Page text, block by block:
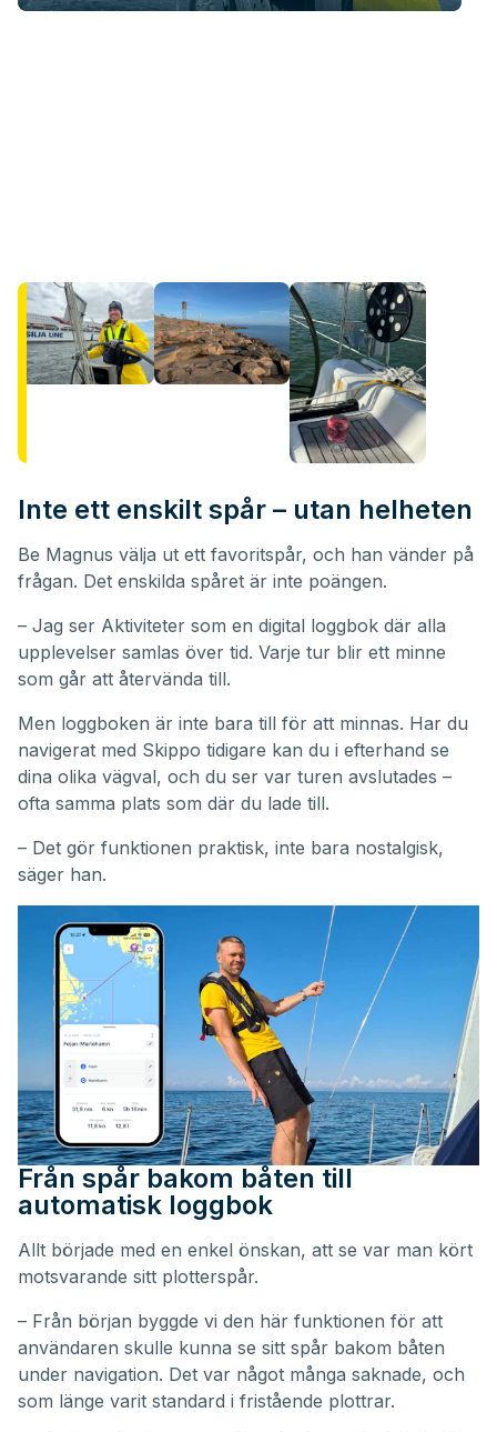
Inte ett enskilt spår – utan helheten
Be Magnus välja ut ett favoritspår, och han vänder på
frågan. Det enskilda spåret är inte poängen.
– Jag ser Aktiviteter som en digital loggbok där alla
upplevelser samlas över tid. Varje tur blir ett minne
som går att återvända till.
Men loggboken är inte bara till för att minnas. Har du
navigerat med Skippo tidigare kan du i efterhand se
dina olika vägval, och du ser var turen avslutades –
ofta samma plats som där du lade till.
– Det gör funktionen praktisk, inte bara nostalgisk,
säger han.
Från spår bakom båten till
automatisk loggbok
Allt började med en enkel önskan, att se var man kört
motsvarande sitt plotterspår.
– Från början byggde vi den här funktionen för att
användaren skulle kunna se sitt spår bakom båten
under navigation. Det var något många saknade, och
som länge varit standard i fristående plottrar.